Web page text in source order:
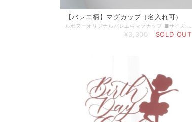
【バレエ柄】マグカップ（名入れ可）
¥3,300 SOLD OUT